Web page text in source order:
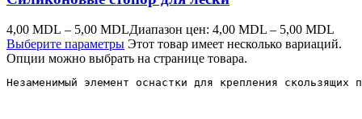
4,00 MDL – 5,00 MDLДиапазон цен: 4,00 MDL – 5,00 MDL
Выберите параметры Этот товар имеет несколько вариаций.
Опции можно выбрать на странице товара.
Незаменимый элемент оснастки для крепления